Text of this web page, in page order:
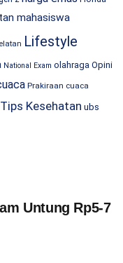
mahasiswa
Lifestyle
National Exam olahraga Opini
Prakiraan cuaca
Tips Kesehatan ubs
Untung Rp5-7